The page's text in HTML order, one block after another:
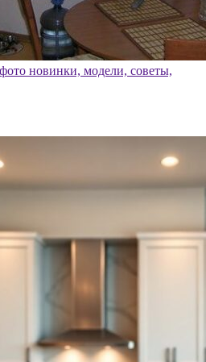
новинки, модели, советы,